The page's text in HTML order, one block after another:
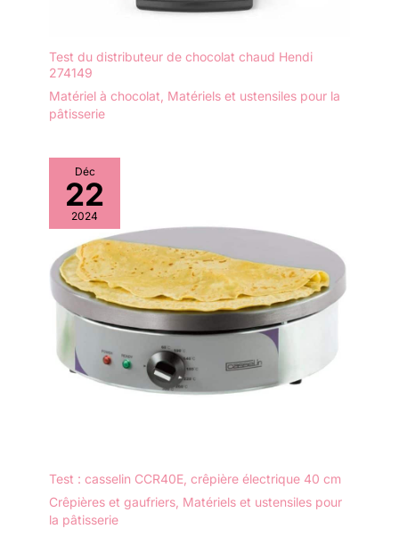
Test du distributeur de chocolat chaud Hendi
274149
Matériel à chocolat, Matériels et ustensiles pour la
pâtisserie
Déc
22
2024
Test : casselin CCR40E, crêpière électrique 40 cm
Crêpières et gaufriers, Matériels et ustensiles pour
la pâtisserie